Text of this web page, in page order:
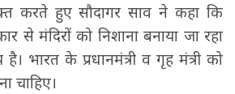
करते हुए सौदागर साव ने कहा कि
से मंदिरों को निशाना बनाया जा रहा
भारत के प्रधानमंत्री व गृह मंत्री को
चाहिए।